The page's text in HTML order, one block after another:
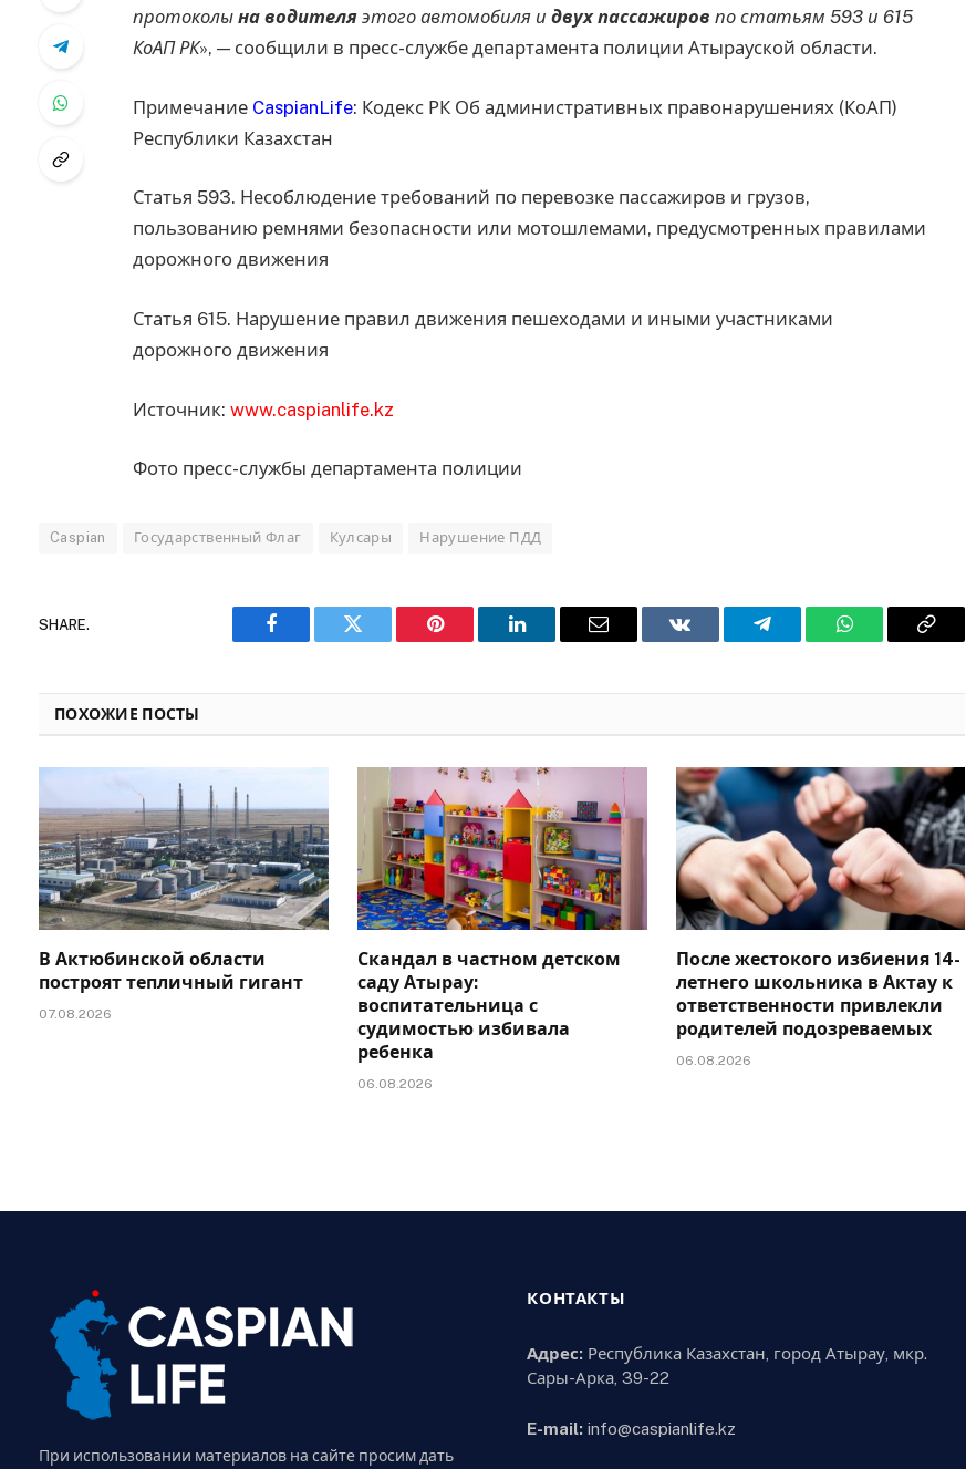
протоколы на водителяэтого автомобиля и двух пассажиров по статьям 593 и 615
КоАП РК», — сообщили в пресс-службе департамента полиции Атырауской области.
ПримечаниеCaspianLife: Кодекс РК Об административных правонарушениях (КоАП)
Республики Казахстан
Статья 593. Несоблюдение требований по перевозке пассажиров и грузов,
пользованию ремнями безопасности или мотошлемами, предусмотренных правилами
дорожного движения
Статья 615. Нарушение правил движения пешеходами и иными участниками
дорожного движения
Источник: www.caspianlife.kz
Фото пресс-службы департамента полиции
Caspian Государственный Флаг Кулсары Нарушение ПДД
SHARE.
Facebook Twitter Pinterest LinkedIn Email VKontakteTelegram WhatsAppCopy
ПОХОЖИЕ ПОСТЫ
В Актюбинской области
построят тепличный гигант
07.08.2026
Скандал в частном детском
саду Атырау:
воспитательница с
судимостью избивала
ребенка
06.08.2026
После жестокого избиения 14-
летнего школьника в Актау к
ответственности привлекли
родителей подозреваемых
06.08.2026
При использовании материалов на сайте просим дать
КОНТАКТЫ
Адрес: Республика Казахстан, город Атырау, мкр.
Сары-Арка, 39-22
E-mail: info@caspianlife.kz